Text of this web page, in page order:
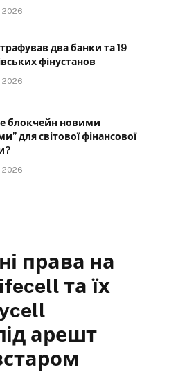
2026
два банки та 19
фінустанов
2026
блокчейн новими
для світової фінансової
2026
права на
та їх
арешт